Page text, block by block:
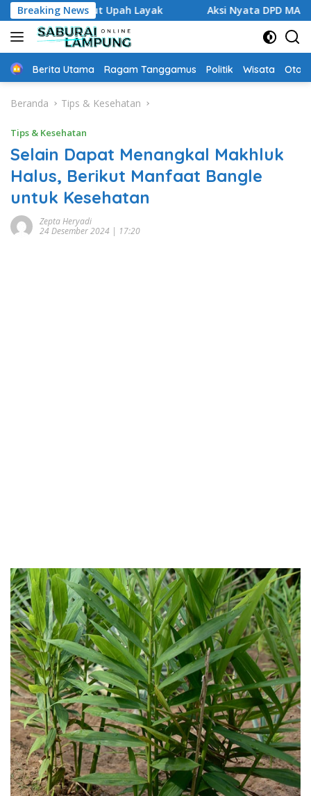
Langsung
ke
konten
Breaking News
Tuntut Upah Layak Aksi Nyata DPD MAI
Home
Berita Utama Ragam Tanggamus Politik Wisata Oto
Beranda Tips & Kesehatan
Tips & Kesehatan
Selain Dapat Menangkal Makhluk
Halus, Berikut Manfaat Bangle
untuk Kesehatan
Zepta Heryadi
24 Desember 2024 | 17:20